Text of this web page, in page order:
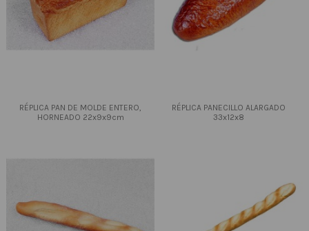
RÉPLICA PAN DE MOLDE ENTERO,
HORNEADO 22x9x9cm
RÉPLICA PANECILLO ALARGADO
33x12x8